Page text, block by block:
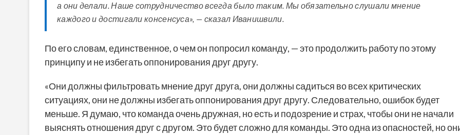
а они делали. Наше сотрудничество всегда было таким. Мы обязательно слушали мнение
каждого и достигали консенсуса», — сказал Иванишвили.
По его словам, единственное, о чем он попросил команду, — это продолжить работу по этому
принципу и не избегать оппонирования друг другу.
«Они должны фильтровать мнение друг друга, они должны садиться во всех критических
ситуациях, они не должны избегать оппонирования друг другу. Следовательно, ошибок будет
меньше. Я думаю, что команда очень дружная, но есть и подозрение и страх, чтобы они не начали
выяснять отношения друг с другом. Это будет сложно для команды. Это одна из опасностей, но